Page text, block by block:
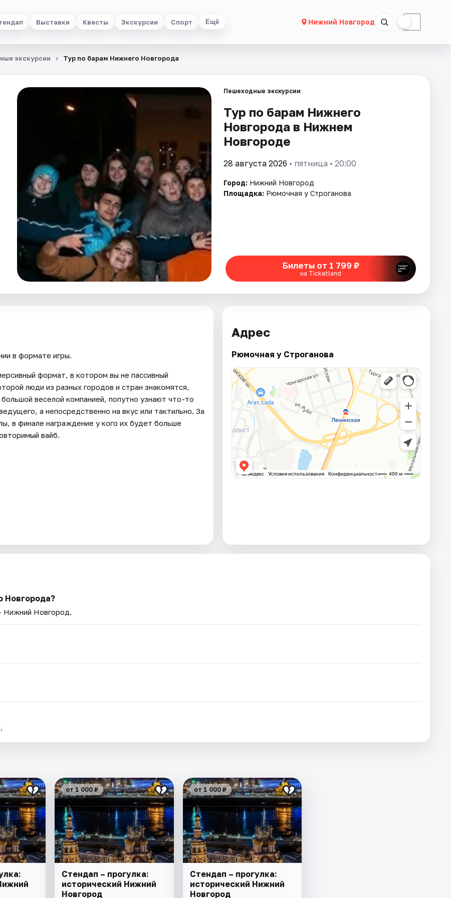
Выставки Квесты Экскурсии Спорт Ещё Нижний Новгород ☾
экскурсии Тур по барам Нижнего Новгорода
Пешеходные экскурсии
Тур по барам Нижнего
Новгорода в Нижнем
Новгороде
28 августа 2026 • пятница • 20:00
Город: Нижний Новгород
Площадка: Рюмочная у Строганова
Билеты от 1 799 ₽
на Ticketland
в формате игры.
формат, в котором вы не пассивный
люди из разных городов и стран знакомятся,
веселой компанией, попутно узнают что-то
а непосредственно на вкус или тактильно. За
в финале награждение у кого их будет больше
вайб.
Адрес
Рюмочная у Строганова
Новгорода?
Нижний Новгород.
от 1 000 ₽
Стендап – прогулка:
исторический Нижний
Новгород
от 1 000 ₽
Стендап – прогулка:
исторический Нижний
Новгород